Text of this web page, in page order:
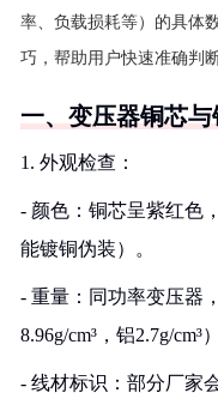
率、负载损耗等）的具体
巧，帮助用户快速准确判
一、变压器铜芯
1. 外观检查：
- 颜色：铜芯呈紫红色
能镀铜伪装）。
- 重量：同功率变压器
8.96g/cm³，铝2.7g/cm³）
- 线材标识：部分厂家